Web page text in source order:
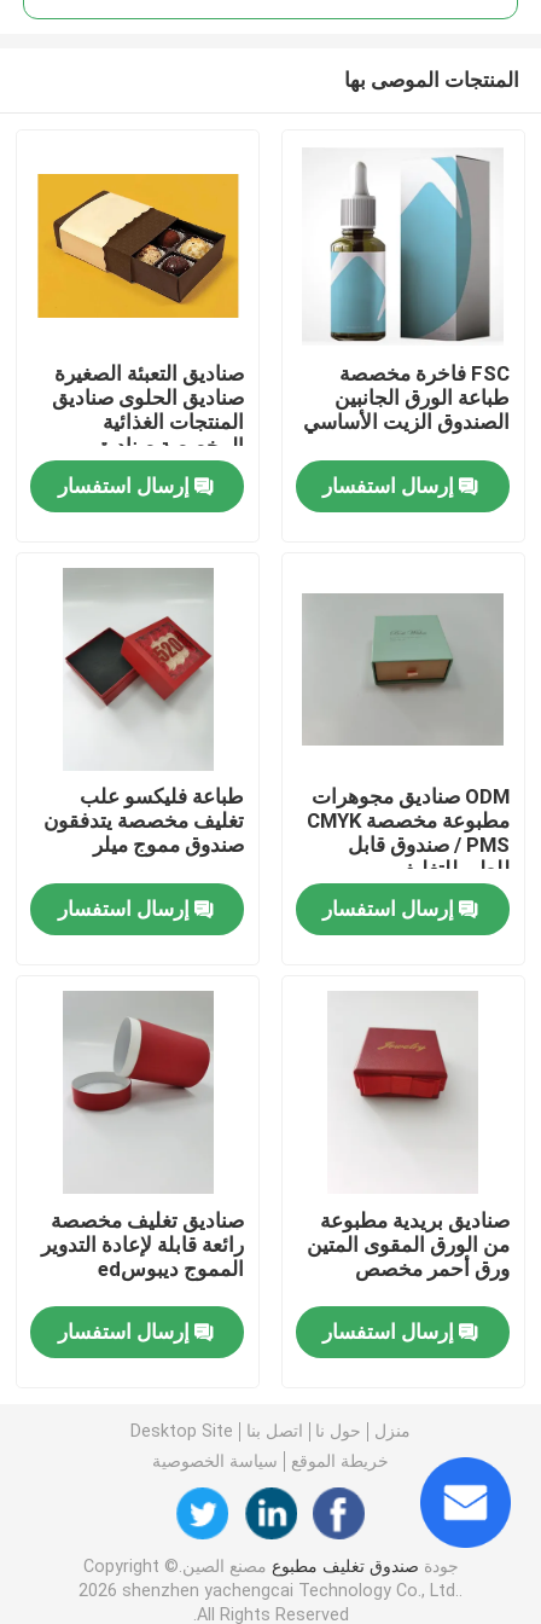
منزل
المنتجات
جولة في المعمل
ضبط الجودة
طلب اقتباس
صندوق تغليف مطبوع
صناديق تغليف التجزئة
صناديق تغليف مخصصة
صندوق تغليف الشموع
تغليف نفطة الورق
منصات طبقة البليت
المنتجات الموصى بها
FSC فاخرة مخصصة
طباعة الورق الجانبين
الصندوق الزيت الأساسي
إرسال استفسار
صناديق التعبئة الصغيرة
صناديق الحلوى صناديق
المنتجات الغذائية
المخصصة صناديق
الكرتون
إرسال استفسار
ODM صناديق مجوهرات
مطبوعة مخصصة CMYK
/ PMS صندوق قابل
للطي للتغليف
إرسال استفسار
طباعة فليكسو علب
تغليف مخصصة يتدفقون
صندوق مموج ميلر
إرسال استفسار
صناديق بريدية مطبوعة
من الورق المقوى المتين
ورق أحمر مخصص
إرسال استفسار
صناديق تغليف مخصصة
رائعة قابلة لإعادة التدوير
المموج ديبوسed
إرسال استفسار
منزل حول نا اتصل بنا
Desktop Site
خريطة الموقع
سياسة الخصوصية
جودة صندوق تغليف مطبوع
مصنع الصين.Copyright ©
2026 shenzhen yachengcai Technology Co., Ltd..
All Rights Reserved.